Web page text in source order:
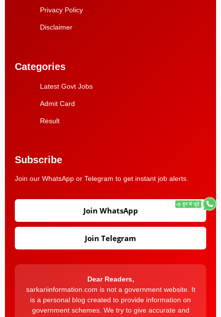
Privacy Policy
Disclaimer
Categories
Latest Govt Jobs
Admit Card
Result
Subscribe
Join our WhatsApp or Telegram to get instant job alerts.
Join WhatsApp
Join Telegram
Dear Readers,
sarkariinformation.com is not a government website. It
is a personal blog created to provide information on
government schemes. We try to give accurate and